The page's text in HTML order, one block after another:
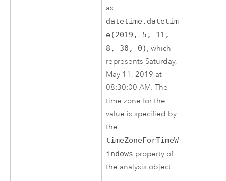
as
datetime.datetim
e(2019, 5, 11,
8, 30, 0) , which
represents Saturday,
May 11, 2019 at
08:30:00 AM. The
time zone for the
value is specified by
the
timeZoneForTimeW
indows property of
the analysis object.